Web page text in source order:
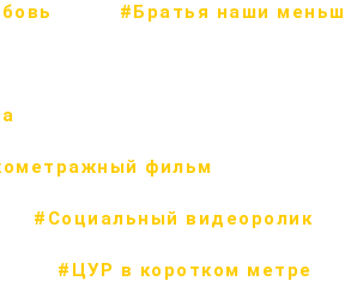
#Братья наши
фильм
#Социальный видеоролик
#ЦУР в коротком метре